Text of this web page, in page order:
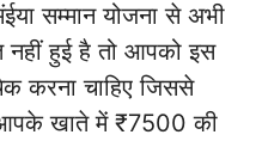
सम्मान योजना से अभी
नहीं हुई है तो आपको इस
करना चाहिए जिससे
खाते में ₹7500 की